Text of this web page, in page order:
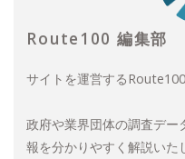
Route100 編集部
サイトを運営するRoute100
政府や業界団体の調査デ
報を分かりやすく解説いた